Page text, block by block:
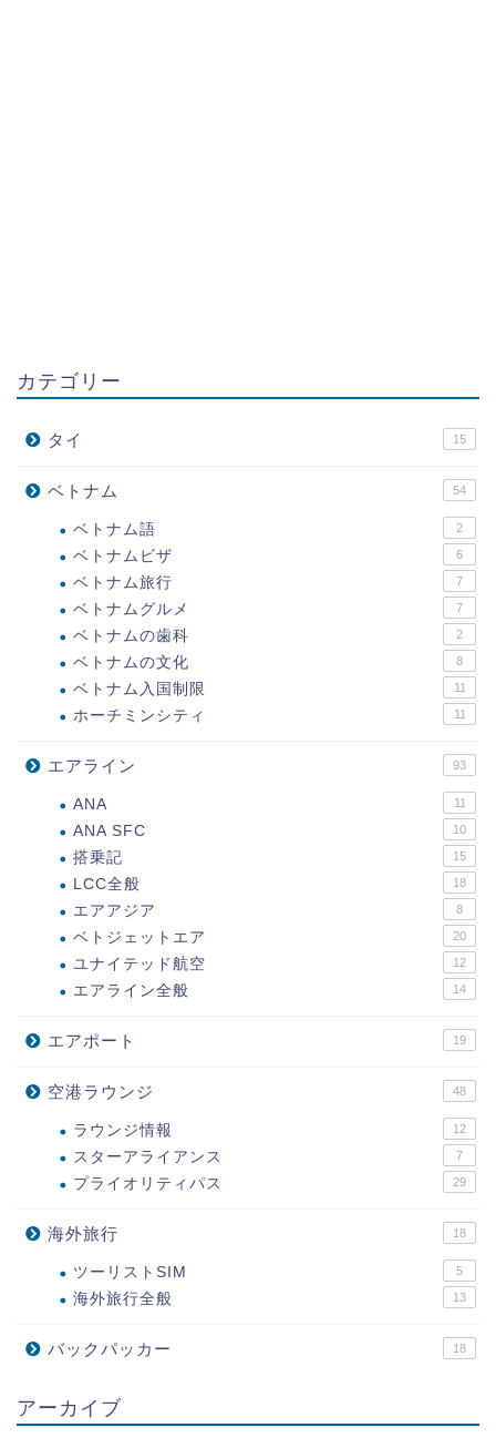
カテゴリー
タイ 15
ベトナム 54
ベトナム語 2
ベトナムビザ 6
ベトナム旅行 7
ベトナムグルメ 7
ベトナムの歯科 2
ベトナムの文化 8
ベトナム入国制限 11
ホーチミンシティ 11
エアライン 93
ANA 11
ANA SFC 10
搭乗記 15
LCC全般 18
エアアジア 8
ベトジェットエア 20
ユナイテッド航空 12
エアライン全般 14
エアポート 19
空港ラウンジ 48
ラウンジ情報 12
スターアライアンス 7
プライオリティパス 29
海外旅行 18
ツーリストSIM 5
海外旅行全般 13
バックパッカー 18
アーカイブ